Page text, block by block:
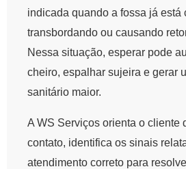
indicada quando a fossa já está
transbordando ou causando
Nessa situação, esperar pode
cheiro, espalhar sujeira e gerar
sanitário maior.
A WS Serviços orienta o cliente
contato, identifica os sinais
atendimento correto para